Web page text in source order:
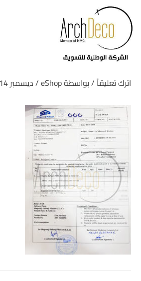
اترك تعليقاً/ بواسطةeShop
/ديسمبر 14, 2020